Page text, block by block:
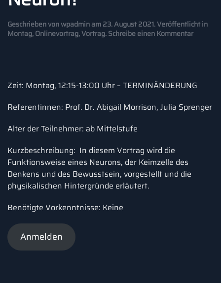
Geschrieben vonwpadminam23. August 2021. Veröffentlicht in
Montag,Onlinevortrag,Vortrag.Schreibe einen Kommentar
Zeit: Montag, 12:15-13:00 Uhr – TERMINÄNDERUNG
Referentinnen: Prof. Dr. Abigail Morrison, Julia Sprenger
Alter der Teilnehmer: ab Mittelstufe
Kurzbeschreibung: In diesem Vortrag wird die
Funktionsweise eines Neurons, der Keimzelle des
Denkens und des Bewusstsein, vorgestellt und die
physikalischen Hintergründe erläutert.
Benötigte Vorkenntnisse: Keine
Anmelden